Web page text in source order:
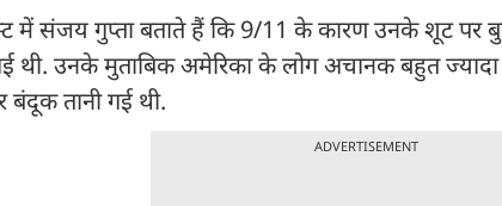
में संजय गुप्ता बताते हैं कि 9/11 के कारण उनके शूट पर
थी. उनके मुताबिक अमेरिका के लोग अचानक बहुत
बंदूक तानी गई थी.
ADVERTISEMENT